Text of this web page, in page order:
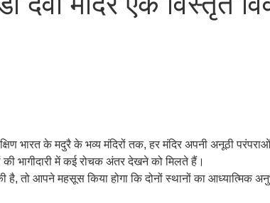
भारत के मदुरै के भव्य मंदिरों तक, हर मंदिर अपनी अनूठी
भागीदारी में कई रोचक अंतर देखने को मिलते हैं।
है, तो आपने महसूस किया होगा कि दोनों स्थानों का